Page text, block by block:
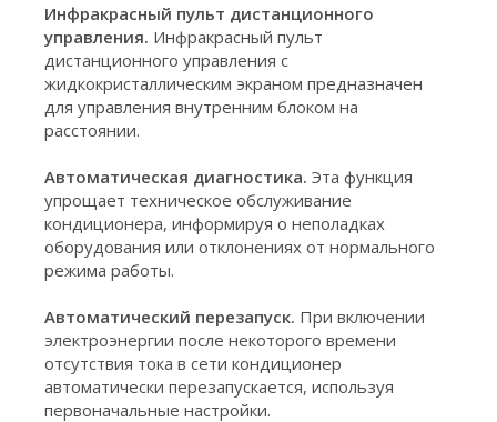
Инфракрасный пульт дистанционного
управления. Инфракрасный пульт
дистанционного управления с
жидкокристаллическим экраном предназначен
для управления внутренним блоком на
расстоянии.
Автоматическая диагностика. Эта функция
упрощает техническое обслуживание
кондиционера, информируя о неполадках
оборудования или отклонениях от нормального
режима работы.
Автоматический перезапуск. При включении
электроэнергии после некоторого времени
отсутствия тока в сети кондиционер
автоматически перезапускается, используя
первоначальные настройки.